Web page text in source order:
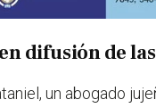
difusión de
un abogado